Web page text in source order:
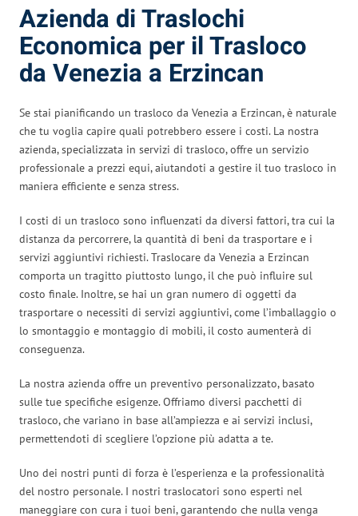
Azienda di Traslochi
Economica per il Trasloco
da Venezia a Erzincan
Se stai pianificando un trasloco da Venezia a Erzincan, è naturale
che tu voglia capire quali potrebbero essere i costi. La nostra
azienda, specializzata in servizi di trasloco, offre un servizio
professionale a prezzi equi, aiutandoti a gestire il tuo trasloco in
maniera efficiente e senza stress.
I costi di un trasloco sono influenzati da diversi fattori, tra cui la
distanza da percorrere, la quantità di beni da trasportare e i
servizi aggiuntivi richiesti. Traslocare da Venezia a Erzincan
comporta un tragitto piuttosto lungo, il che può influire sul
costo finale. Inoltre, se hai un gran numero di oggetti da
trasportare o necessiti di servizi aggiuntivi, come l’imballaggio o
lo smontaggio e montaggio di mobili, il costo aumenterà di
conseguenza.
La nostra azienda offre un preventivo personalizzato, basato
sulle tue specifiche esigenze. Offriamo diversi pacchetti di
trasloco, che variano in base all’ampiezza e ai servizi inclusi,
permettendoti di scegliere l’opzione più adatta a te.
Uno dei nostri punti di forza è l’esperienza e la professionalità
del nostro personale. I nostri traslocatori sono esperti nel
maneggiare con cura i tuoi beni, garantendo che nulla venga